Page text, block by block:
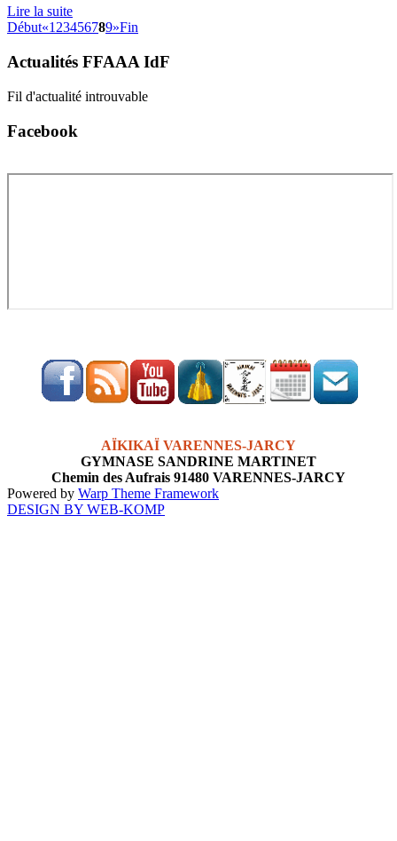
Lire la suite
Début«1 23456789»Fin
Actualités FFAAA IdF
Fil d'actualité introuvable
Facebook
AÏKIKAÏ VARENNES-JARCY
GYMNASE SANDRINE MARTINET
Chemin des Aufrais 91480 VARENNES-JARCY
Powered by Warp Theme Framework
DESIGN BY WEB-KOMP